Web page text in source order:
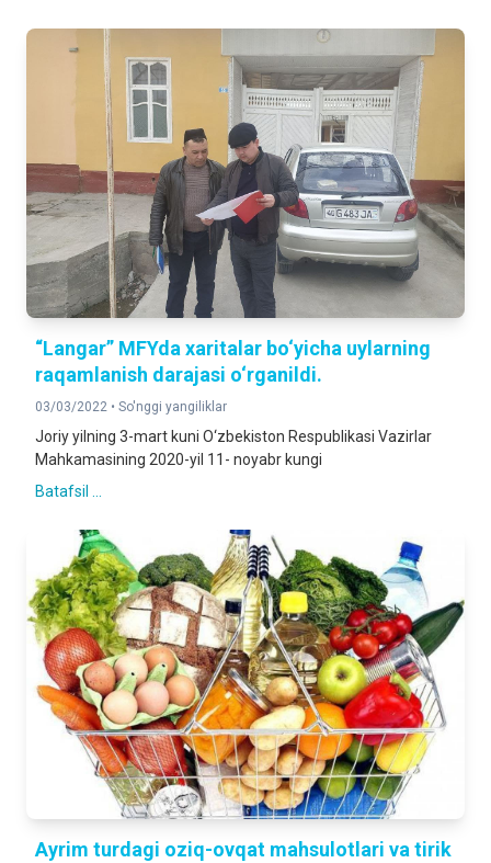
“Langar” MFYda xaritalar bo‘yicha uylarning
raqamlanish darajasi o‘rganildi.
03/03/2022 • So'nggi yangiliklar
Joriy yilning 3-mart kuni O‘zbekiston Respublikasi Vazirlar
Mahkamasining 2020-yil 11- noyabr kungi
Batafsil ...
Ayrim turdagi oziq-ovqat mahsulotlari va tirik